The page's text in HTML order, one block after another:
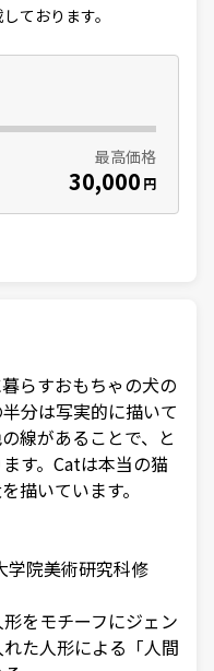
ております。
最高価格
30,000 円
らすおもちゃの犬の
分は写実的に描いて
線があることで、と
す。Catは本当の猫
描いています。
学院美術研究科修
をモチーフにジェン
た人形による「人間